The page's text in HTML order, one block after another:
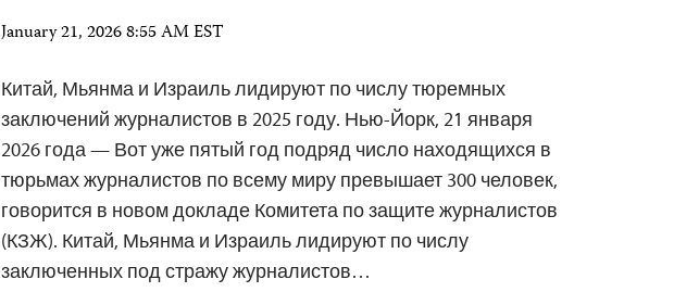
January 21, 2026 8:55 AM EST
Китай, Мьянма и Израиль лидируют по числу тюремных
заключений журналистов в 2025 году. Нью-Йорк, 21 января
2026 года — Вот уже пятый год подряд число находящихся в
тюрьмах журналистов по всему миру превышает 300 человек,
говорится в новом докладе Комитета по защите журналистов
(КЗЖ). Китай, Мьянма и Израиль лидируют по числу
заключенных под стражу журналистов…